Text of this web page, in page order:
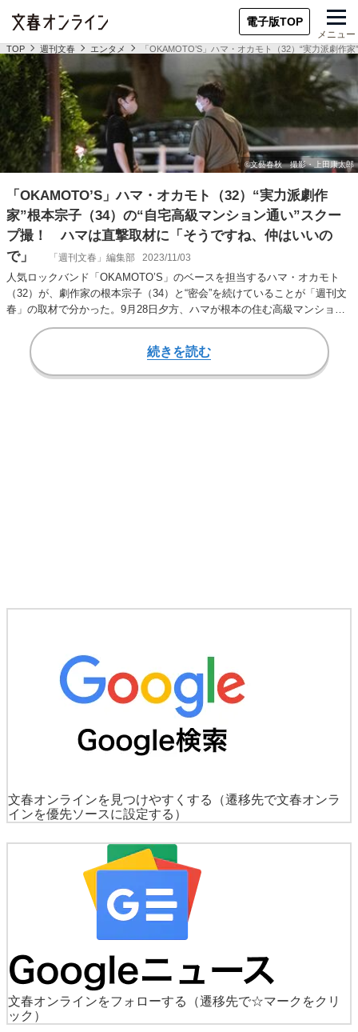
電子版TOP
メニュー
TOP 週刊文春 エンタメ 「OKAMOTO’S」ハマ・オカモト（32）“実力派劇
「OKAMOTO’S」ハマ・オカモト（32）“実力派劇作
家”根本宗子（34）の“自宅高級マンション通い”スクー
プ撮！ ハマは直撃取材に「そうですね、仲はいいの
で」
「週刊文春」編集部 2023/11/03
人気ロックバンド「OKAMOTO’S」のベースを担当するハマ・オカモト
（32）が、劇作家の根本宗子（34）と“密会”を続けていることが「週刊文
春」の取材で分かった。9月28日夕方、ハマが根本の住む高級マンション
続きを読む
文春オンラインを見つけやすくする
（遷移先で文春オンラ
インを優先ソースに設定する）
文春オンラインをフォローする
（遷移先で☆マークをクリ
ック）